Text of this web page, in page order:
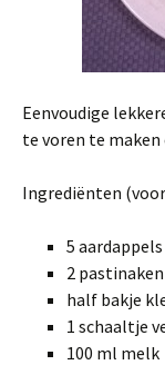
Eenvoudige
te voren te maken
Ingrediënten
5 aardappels
2 pastinaken
half bakje
1 schaaltje
100 ml melk